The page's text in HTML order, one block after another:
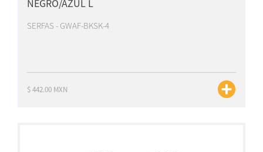
NEGRO/AZUL L
SERFAS - GWAF-BKSK-4
$ 442.00 MXN